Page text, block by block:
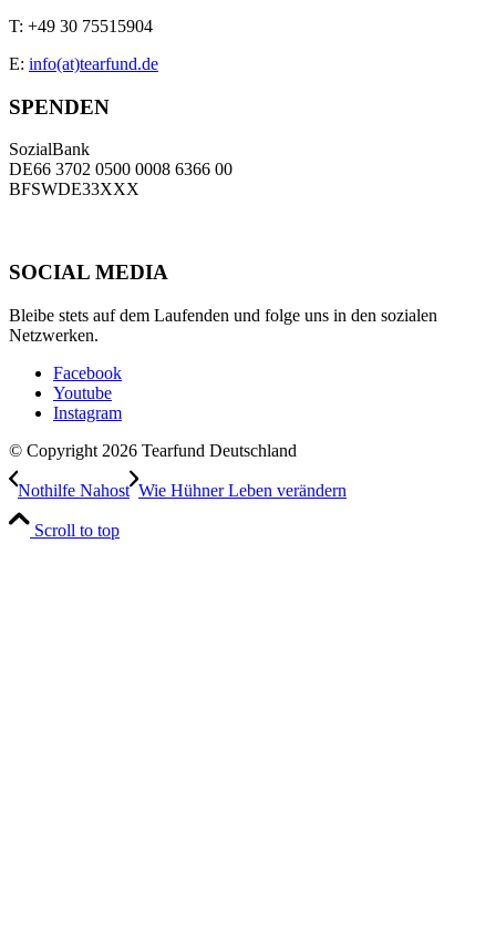
T: +49 30 75515904
E: info(at)tearfund.de
SPENDEN
SozialBank
DE66 3702 0500 0008 6366 00
BFSWDE33XXX
SOCIAL MEDIA
Bleibe stets auf dem Laufenden und folge uns in den sozialen
Netzwerken.
Facebook
Youtube
Instagram
© Copyright 2026 Tearfund Deutschland
Nothilfe Nahost Wie Hühner Leben verändern
Scroll to top